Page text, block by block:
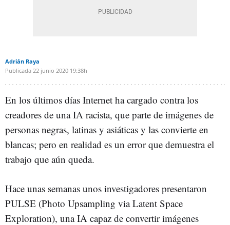
Adrián Raya
Publicada 22 junio 2020 19:38h
En los últimos días Internet ha cargado contra los
creadores de una IA racista, que parte de imágenes de
personas negras, latinas y asiáticas y las convierte en
blancas; pero en realidad es un error que demuestra el
trabajo que aún queda.
Hace unas semanas unos investigadores presentaron
PULSE (Photo Upsampling via Latent Space
Exploration), una IA capaz de convertir imágenes